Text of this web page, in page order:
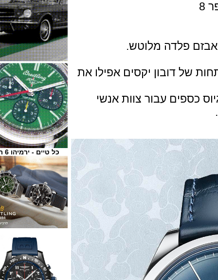
פלדה מלוטש.
דובון יקסים אפילו את
עבור צוות אנשי
כל טיים - ירמיהו 6 ת"א